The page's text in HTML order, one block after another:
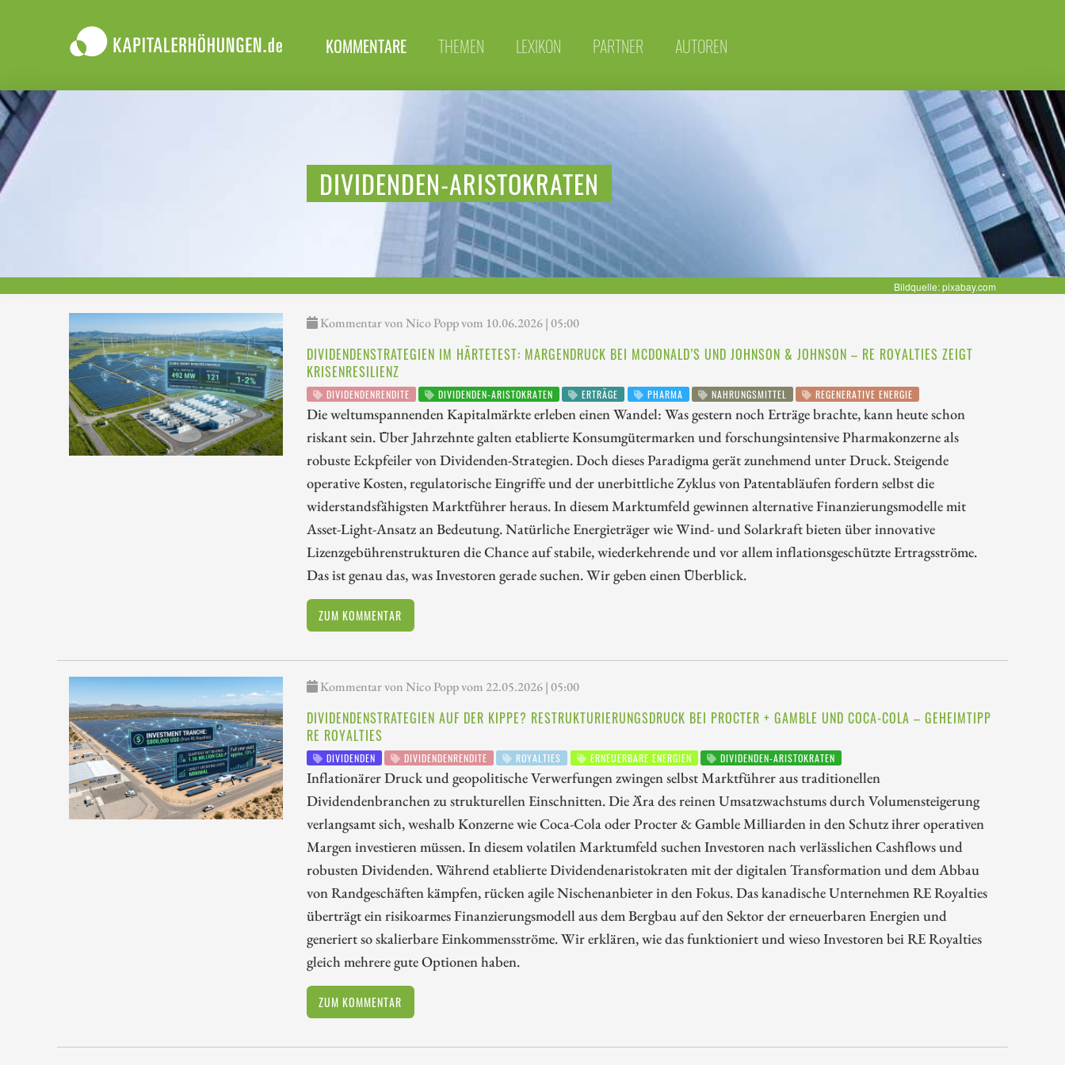
KOMMENTARE THEMEN LEXIKON PARTNER AUTOREN
DIVIDENDEN-ARISTOKRATEN
Bildquelle: pixabay.com
Kommentar von Nico Popp vom 10.06.2026 | 05:00
DIVIDENDENSTRATEGIEN IM HÄRTETEST: MARGENDRUCK BEI MCDONALD’S UND JOHNSON & JOHNSON – RE ROYALTIES ZEIGT
KRISENRESILIENZ
DIVIDENDENRENDITE DIVIDENDEN-ARISTOKRATEN ERTRÄGE PHARMA NAHRUNGSMITTEL REGENERATIVE ENERGIE
Die weltumspannenden Kapitalmärkte erleben einen Wandel: Was gestern noch Erträge brachte, kann heute schon
riskant sein. Über Jahrzehnte galten etablierte Konsumgütermarken und forschungsintensive Pharmakonzerne als
robuste Eckpfeiler von Dividenden-Strategien. Doch dieses Paradigma gerät zunehmend unter Druck. Steigende
operative Kosten, regulatorische Eingriffe und der unerbittliche Zyklus von Patentabläufen fordern selbst die
widerstandsfähigsten Marktführer heraus. In diesem Marktumfeld gewinnen alternative Finanzierungsmodelle mit
Asset-Light-Ansatz an Bedeutung. Natürliche Energieträger wie Wind- und Solarkraft bieten über innovative
Lizenzgebührenstrukturen die Chance auf stabile, wiederkehrende und vor allem inflationsgeschützte Ertragsströme.
Das ist genau das, was Investoren gerade suchen. Wir geben einen Überblick.
ZUM KOMMENTAR
Kommentar von Nico Popp vom 22.05.2026 | 05:00
DIVIDENDENSTRATEGIEN AUF DER KIPPE? RESTRUKTURIERUNGSDRUCK BEI PROCTER + GAMBLE UND COCA-COLA – GEHEIMTIPP
RE ROYALTIES
DIVIDENDEN DIVIDENDENRENDITE ROYALTIES ERNEUERBARE ENERGIEN DIVIDENDEN-ARISTOKRATEN
Inflationärer Druck und geopolitische Verwerfungen zwingen selbst Marktführer aus traditionellen
Dividendenbranchen zu strukturellen Einschnitten. Die Ära des reinen Umsatzwachstums durch Volumensteigerung
verlangsamt sich, weshalb Konzerne wie Coca-Cola oder Procter & Gamble Milliarden in den Schutz ihrer operativen
Margen investieren müssen. In diesem volatilen Marktumfeld suchen Investoren nach verlässlichen Cashflows und
robusten Dividenden. Während etablierte Dividendenaristokraten mit der digitalen Transformation und dem Abbau
von Randgeschäften kämpfen, rücken agile Nischenanbieter in den Fokus. Das kanadische Unternehmen RE Royalties
überträgt ein risikoarmes Finanzierungsmodell aus dem Bergbau auf den Sektor der erneuerbaren Energien und
generiert so skalierbare Einkommensströme. Wir erklären, wie das funktioniert und wieso Investoren bei RE Royalties
gleich mehrere gute Optionen haben.
ZUM KOMMENTAR